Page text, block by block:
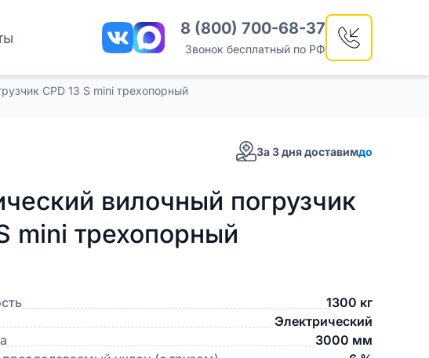
8 (800) 700-68-37
Звонок бесплатный по РФ
CPD 13 S mini трехопорный
За 3 дня доставимдо
вилочный погрузчик
mini трехопорный
1300 кг
Электрический
3000 мм